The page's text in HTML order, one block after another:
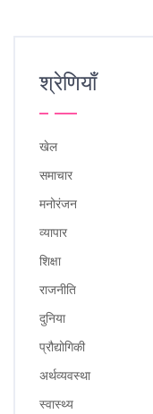
श्रेणियाँ
खेल
समाचार
मनोरंजन
व्यापार
शिक्षा
राजनीति
दुनिया
प्रौद्योगिकी
अर्थव्यवस्था
स्वास्थ्य